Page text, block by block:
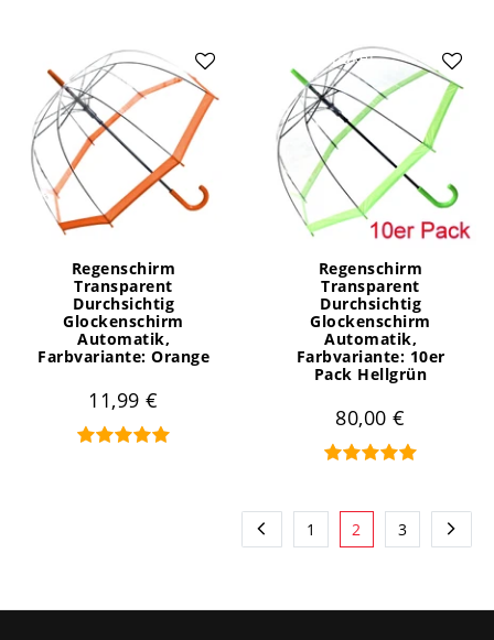
Regenschirm
Transparent
Durchsichtig
Glockenschirm
Automatik,
Farbvariante: Orange
11,99 €
Artikelpaket
Regenschirm
Transparent
Durchsichtig
Glockenschirm
Automatik,
Farbvariante: 10er
Pack Hellgrün
80,00 €
1 2 3